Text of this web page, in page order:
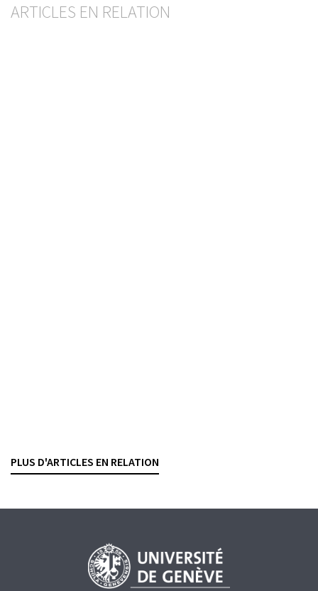
ARTICLES EN RELATION
PLUS D'ARTICLES EN RELATION